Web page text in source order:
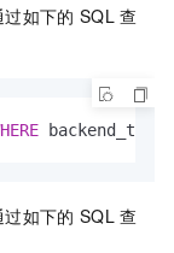
如下的 SQL 查
backend_type
如下的 SQL 查